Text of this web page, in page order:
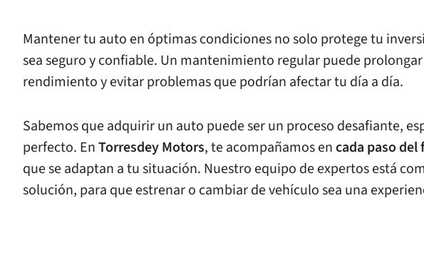
Mantener tu auto en óptimas condiciones no solo protege tu
sea seguro y confiable. Un mantenimiento regular puede
rendimiento y evitar problemas que podrían afectar tu día a día.
Sabemos que adquirir un auto puede ser un proceso desafiante,
perfecto. EnTorresdey Motors, te acompañamos encada paso
que se adaptan a tu situación. Nuestro equipo de expertos está
solución, para que estrenar o cambiar de vehículo sea una